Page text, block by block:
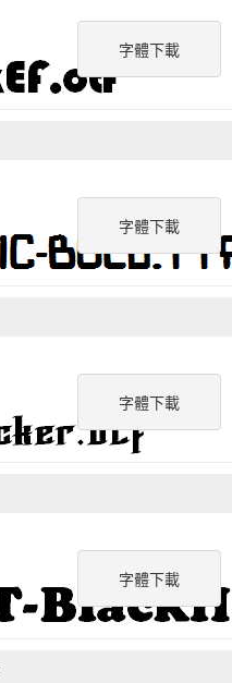
字體下載
字體下載
字體下載
字體下載